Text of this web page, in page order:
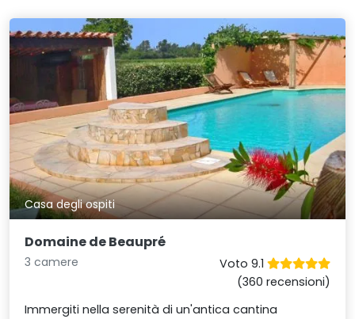
Casa degli ospiti
Domaine de Beaupré
3 camere
Voto 9.1
(360 recensioni)
Immergiti nella serenità di un'antica cantina